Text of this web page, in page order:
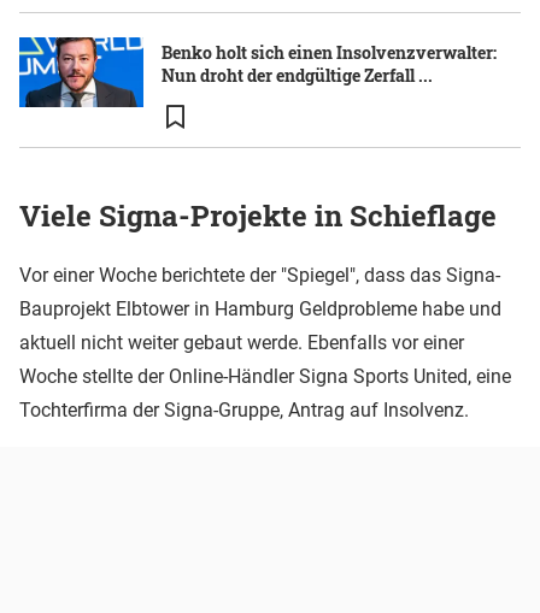
Benko holt sich einen Insolvenzverwalter:
Nun droht der endgültige Zerfall ...
Viele Signa-Projekte in Schieflage
Vor einer Woche berichtete der "Spiegel", dass das Signa-
Bauprojekt Elbtower in Hamburg Geldprobleme habe und
aktuell nicht weiter gebaut werde. Ebenfalls vor einer
Woche stellte der Online-Händler Signa Sports United, eine
Tochterfirma der Signa-Gruppe, Antrag auf Insolvenz.